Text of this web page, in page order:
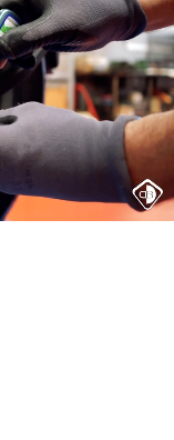
頂きます。
ご注文はキャン
はご利用頂けま